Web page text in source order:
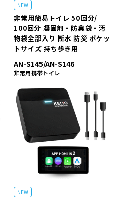
NEW
非常用簡易トイレ 50回分/
100回分 凝固剤・防臭袋・汚
物袋全部入り 断水 防災 ポケッ
トサイズ 持ち歩き用
AN-S145/AN-S146
非常用携帯トイレ
NEW